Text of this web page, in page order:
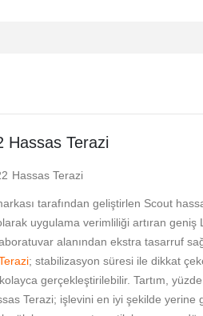
Hassas Terazi
Hassas Terazi
tarafından geliştirlen Scout
uygulama verimliliği artıran
alanından ekstra tasarruf
; stabilizasyon süresi ile dikkat
gerçekleştirilebilir. Tartım,
Terazi; işlevini en iyi şekilde yerine